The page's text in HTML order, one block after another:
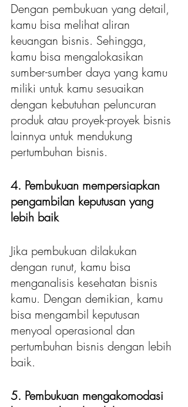
Dengan pembukuan yang detail,
kamu bisa melihat aliran
keuangan bisnis. Sehingga,
kamu bisa mengalokasikan
sumber-sumber daya yang kamu
miliki untuk kamu sesuaikan
dengan kebutuhan peluncuran
produk atau proyek-proyek bisnis
lainnya untuk mendukung
pertumbuhan bisnis.
4. Pembukuan mempersiapkan
pengambilan keputusan yang
lebih baik
Jika pembukuan dilakukan
dengan runut, kamu bisa
menganalisis kesehatan bisnis
kamu. Dengan demikian, kamu
bisa mengambil keputusan
menyoal operasional dan
pertumbuhan bisnis dengan lebih
baik.
5. Pembukuan mengakomodasi